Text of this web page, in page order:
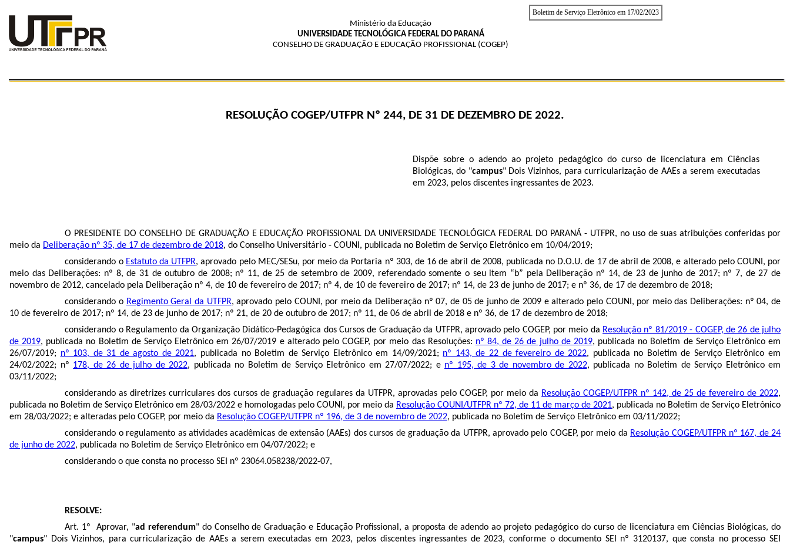
Boletim de Serviço Eletrônico em 17/02/2023
Ministério da Educação
UNIVERSIDADE TECNOLÓGICA FEDERAL DO PARANÁ
CONSELHO DE GRADUAÇÃO E EDUCAÇÃO PROFISSIONAL (COGEP)
RESOLUÇÃO COGEP/UTFPR Nº 244, DE 31 DE DEZEMBRO DE 2022.
Dispõe sobre o adendo ao projeto pedagógico do curso de licenciatura em Ciências
Biológicas, do "campus" Dois Vizinhos, para curricularização de AAEs a serem executadas
em 2023, pelos discentes ingressantes de 2023.
O PRESIDENTE DO CONSELHO DE GRADUAÇÃO E EDUCAÇÃO PROFISSIONAL DA UNIVERSIDADE TECNOLÓGICA FEDERAL DO PARANÁ - UTFPR, no uso de suas atribuições conferidas por
meio da Deliberação nº 35, de 17 de dezembro de 2018, do Conselho Universitário - COUNI, publicada no Boletim de Serviço Eletrônico em 10/04/2019;
considerando o Estatuto da UTFPR, aprovado pelo MEC/SESu, por meio da Portaria nº 303, de 16 de abril de 2008, publicada no D.O.U. de 17 de abril de 2008, e alterado pelo COUNI, por
meio das Deliberações: nº 8, de 31 de outubro de 2008; nº 11, de 25 de setembro de 2009, referendado somente o seu item “b” pela Deliberação nº 14, de 23 de junho de 2017; nº 7, de 27 de
novembro de 2012, cancelado pela Deliberação nº 4, de 10 de fevereiro de 2017; nº 4, de 10 de fevereiro de 2017; nº 14, de 23 de junho de 2017; e nº 36, de 17 de dezembro de 2018;
considerando o Regimento Geral da UTFPR, aprovado pelo COUNI, por meio da Deliberação nº 07, de 05 de junho de 2009 e alterado pelo COUNI, por meio das Deliberações: nº 04, de
10 de fevereiro de 2017; nº 14, de 23 de junho de 2017; nº 21, de 20 de outubro de 2017; nº 11, de 06 de abril de 2018 e nº 36, de 17 de dezembro de 2018;
considerando o Regulamento da Organização Didático-Pedagógica dos Cursos de Graduação da UTFPR, aprovado pelo COGEP, por meio da Resolução nº 81/2019 - COGEP, de 26 de julho
de 2019, publicada no Boletim de Serviço Eletrônico em 26/07/2019 e alterado pelo COGEP, por meio das Resoluções: nº 84, de 26 de julho de 2019, publicada no Boletim de Serviço Eletrônico em
26/07/2019; nº 103, de 31 de agosto de 2021, publicada no Boletim de Serviço Eletrônico em 14/09/2021; nº 143, de 22 de fevereiro de 2022, publicada no Boletim de Serviço Eletrônico em
24/02/2022; nº 178, de 26 de julho de 2022, publicada no Boletim de Serviço Eletrônico em 27/07/2022; e nº 195, de 3 de novembro de 2022, publicada no Boletim de Serviço Eletrônico em
03/11/2022;
considerando as diretrizes curriculares dos cursos de graduação regulares da UTFPR, aprovadas pelo COGEP, por meio da Resolução COGEP/UTFPR nº 142, de 25 de fevereiro de 2022,
publicada no Boletim de Serviço Eletrônico em 28/03/2022 e homologadas pelo COUNI, por meio da Resolução COUNI/UTFPR nº 72, de 11 de março de 2021, publicada no Boletim de Serviço Eletrônico
em 28/03/2022; e alteradas pelo COGEP, por meio da Resolução COGEP/UTFPR nº 196, de 3 de novembro de 2022, publicada no Boletim de Serviço Eletrônico em 03/11/2022;
considerando o regulamento as atividades acadêmicas de extensão (AAEs) dos cursos de graduação da UTFPR, aprovado pelo COGEP, por meio da Resolução COGEP/UTFPR nº 167, de 24
de junho de 2022, publicada no Boletim de Serviço Eletrônico em 04/07/2022; e
considerando o que consta no processo SEI nº23064.058238/2022-07,
RESOLVE:
Art. 1º Aprovar, "ad referendum" do Conselho de Graduação e Educação Profissional, a proposta de adendo ao projeto pedagógico do curso de licenciatura em Ciências Biológicas, do
"campus" Dois Vizinhos, para curricularização de AAEs a serem executadas em 2023, pelos discentes ingressantes de 2023, conforme o documento SEI nº 3120137, que consta no processo SEI